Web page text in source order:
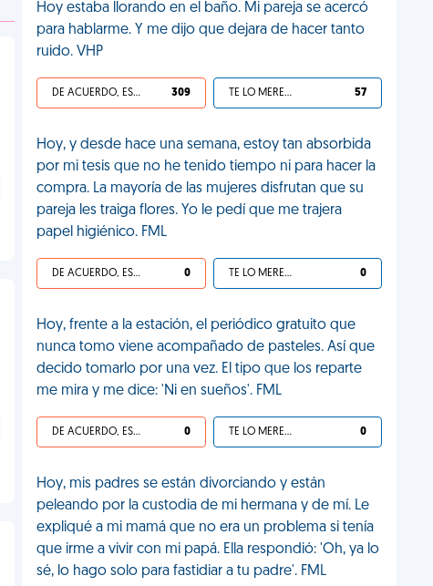
Hoy estaba llorando en el baño. Mi pareja se acercó
para hablarme. Y me dijo que dejara de hacer tanto
ruido. VHP
DE ACUERDO, ES UNA VIDA HP 309 TE LO MERECES 57
Hoy, y desde hace una semana, estoy tan absorbida
por mi tesis que no he tenido tiempo ni para hacer la
compra. La mayoría de las mujeres disfrutan que su
pareja les traiga flores. Yo le pedí que me trajera
papel higiénico. FML
DE ACUERDO, ES UNA VIDA HP 0 TE LO MERECES 0
Hoy, frente a la estación, el periódico gratuito que
nunca tomo viene acompañado de pasteles. Así que
decido tomarlo por una vez. El tipo que los reparte
me mira y me dice: 'Ni en sueños'. FML
DE ACUERDO, ES UNA VIDA HP 0 TE LO MERECES 0
Hoy, mis padres se están divorciando y están
peleando por la custodia de mi hermana y de mí. Le
expliqué a mi mamá que no era un problema si tenía
que irme a vivir con mi papá. Ella respondió: 'Oh, ya lo
sé, lo hago solo para fastidiar a tu padre'. FML